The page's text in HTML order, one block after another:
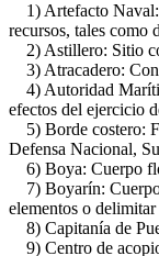
1) Artefacto Naval:
recursos, tales como
2) Astillero: Sitio
3) Atracadero:
4) Autoridad
efectos del ejercicio
5) Borde costero:
Defensa Nacional,
6) Boya: Cuerpo
7) Boyarín: Cuerpo
elementos o
8) Capitanía de
9) Centro de